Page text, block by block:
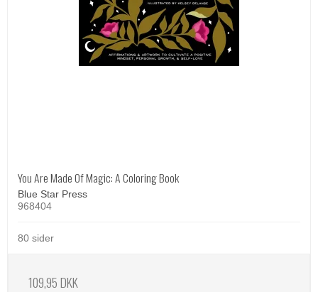
You Are Made Of Magic: A Coloring Book
Blue Star Press
968404
80 sider
109,95 DKK